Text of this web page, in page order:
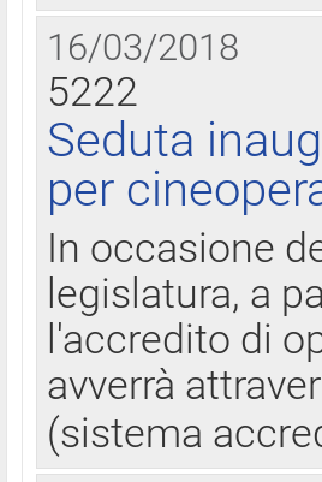
16/03/2018
5222
Seduta
per
In occasione
legislatura, a
l'accredito di
avverrà
(sistema